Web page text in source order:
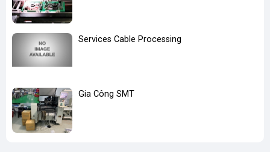
Services Cable Processing
Gia Công SMT